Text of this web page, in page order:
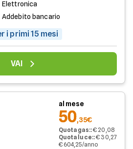
Elettronica
Addebito bancario
i primi 15 mesi
VAI
al mese
50,35€
Quota gas::€ 20,08
Quota luce::€ 30,27
€ 604,25/anno